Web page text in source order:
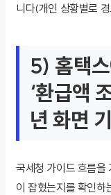
니다(개인 상황별로
5) 홈택
‘환급액
년 화면
국세청 가이드 흐름을
이 잡혔는지를 확인하